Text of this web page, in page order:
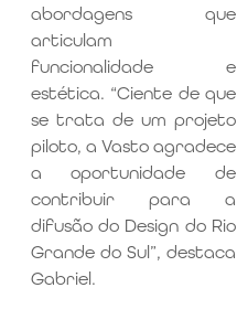
abordagens que
articulam
funcionalidade e
estética. “Ciente de que
se trata de um projeto
piloto, a Vasto agradece
a oportunidade de
contribuir para a
difusão do Design do Rio
Grande do Sul”, destaca
Gabriel.